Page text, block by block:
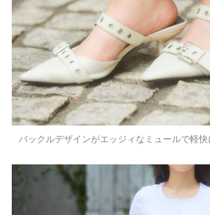
バックルデザインがエッジィなミュールで軽快